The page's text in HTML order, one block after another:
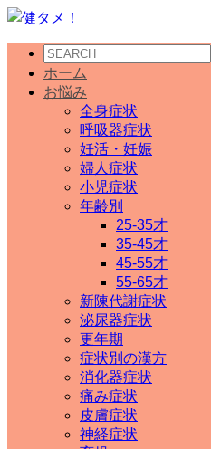
ホーム
お悩み
全身症状
呼吸器症状
妊活・妊娠
婦人症状
小児症状
年齢別
25-35才
35-45才
45-55才
55-65才
新陳代謝症状
泌尿器症状
更年期
症状別の漢方
消化器症状
痛み症状
皮膚症状
神経症状